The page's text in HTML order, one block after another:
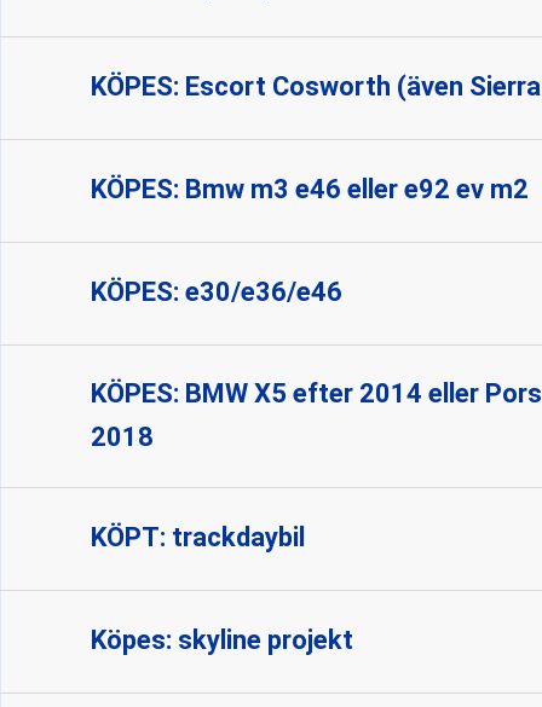
KÖPES: Escort Cosworth (även
KÖPES: Bmw m3 e46 eller e92 ev m2
KÖPES: e30/e36/e46
KÖPES: BMW X5 efter 2014 eller
2018
KÖPT: trackdaybil
Köpes: skyline projekt